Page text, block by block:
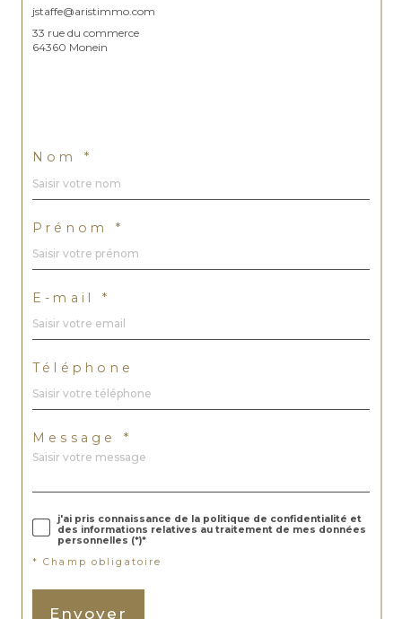
jstaffe@aristimmo.com
33 rue du commerce
64360 Monein
Nom *
Prénom *
E-mail *
Téléphone
Message *
j'ai pris connaissance de la politique de confidentialité et
des informations relatives au traitement de mes données
personnelles (*)*
* Champ obligatoire
Envoyer